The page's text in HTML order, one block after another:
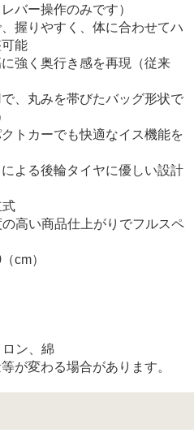
バー操作のみです）
握りやすく、体に合わせてハ
能
強く奥行き感を再現（従来
、丸みを帯びたバッグ形状で
トカーでも快適なイス機能を
よる後輪タイヤに優しい設計
式
高い商品仕上がりでフルスペ
cm）
ン、綿
が変わる場合があります。